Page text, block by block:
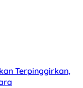
Terpinggirkan,